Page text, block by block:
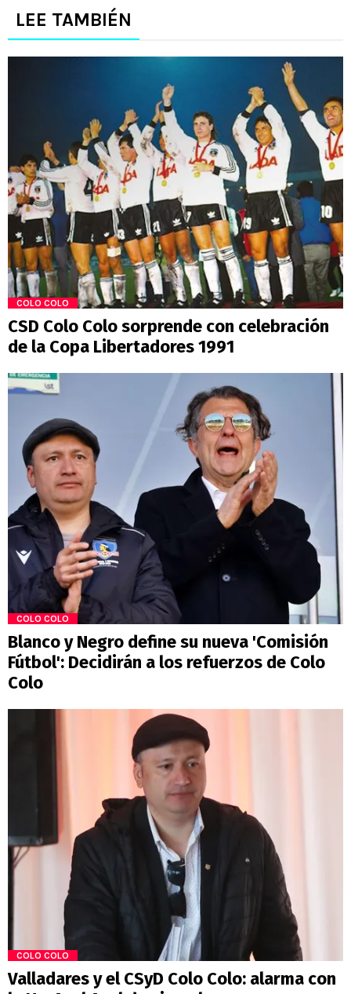
LEE TAMBIÉN
COLO COLO
CSD Colo Colo sorprende con celebración
de la Copa Libertadores 1991
COLO COLO
Blanco y Negro define su nueva 'Comisión
Fútbol': Decidirán a los refuerzos de Colo
Colo
COLO COLO
Valladares y el CSyD Colo Colo: alarma con